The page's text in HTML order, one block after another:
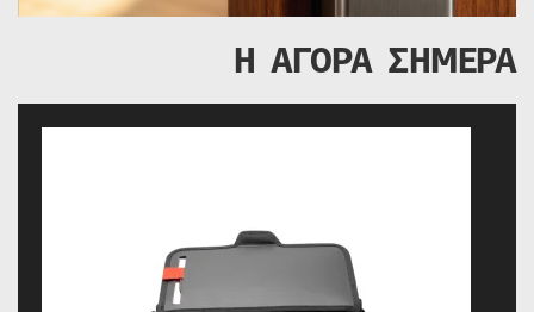
Η ΑΓΟΡΑ ΣΗΜΕΡΑ